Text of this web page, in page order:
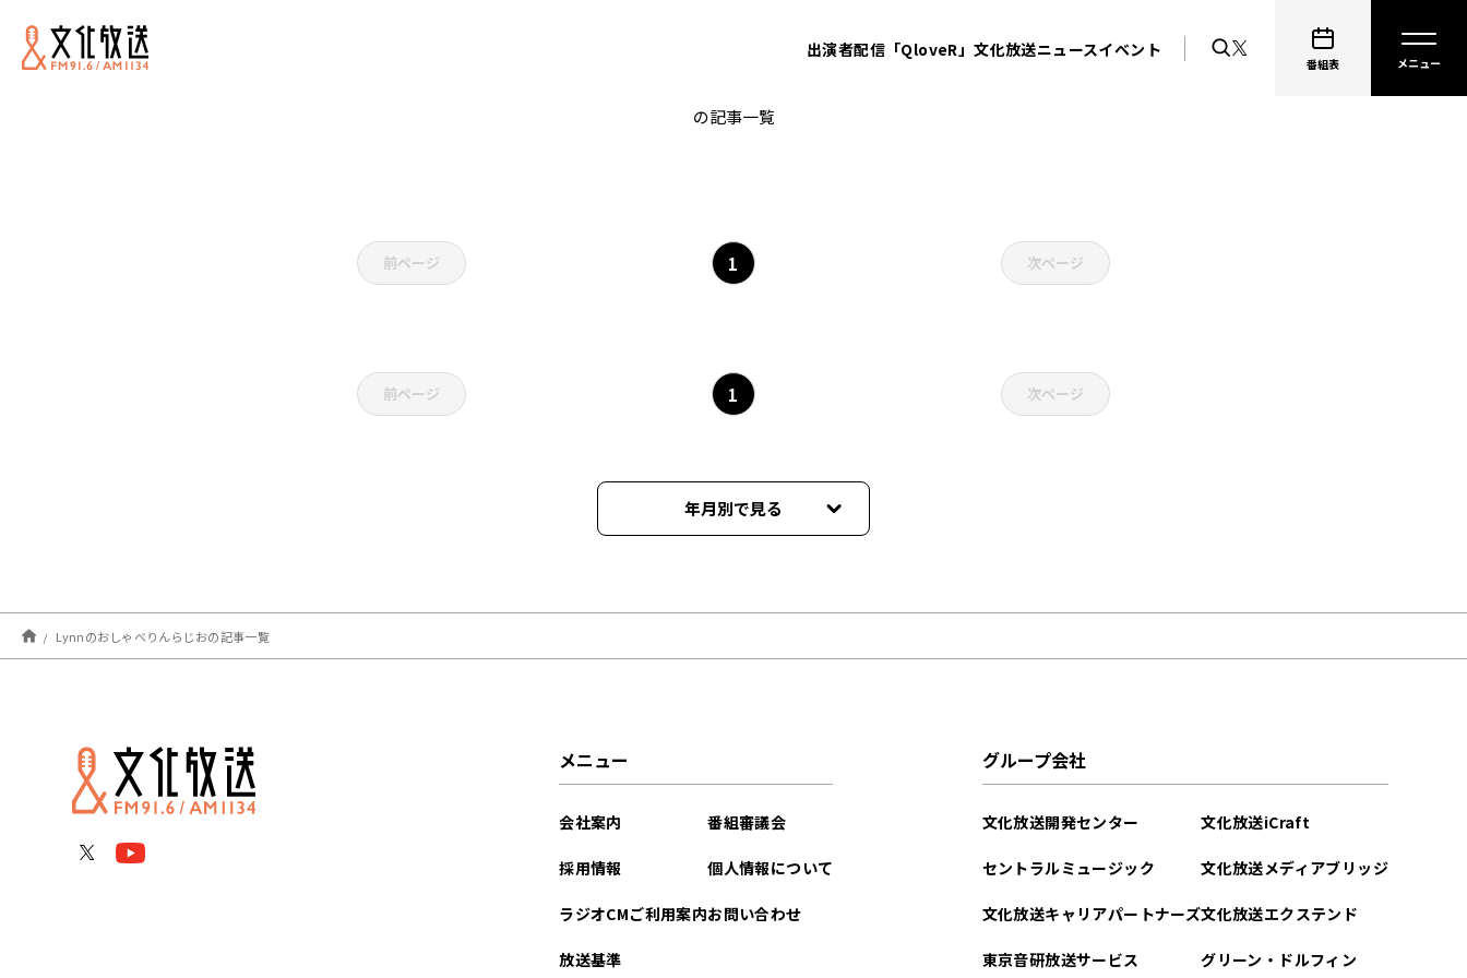
出演者配信「QloveR」文化放送ニュースイベント
番組表
Lynnのおしゃべりんらじお
の記事一覧
前ページ 1 次ページ
前ページ 1 次ページ
年月別で見る
2023年07月
2023年06月
Lynnのおしゃべりんらじおの記事一覧
メニュー
会社案内
採用情報
ラジオCMご利用案内
放送基準
番組審議会
個人情報について
お問い合わせ
グループ会社
文化放送開発センター
セントラルミュージック
文化放送キャリアパートナーズ
東京音研放送サービス
文化放送iCraft
文化放送メディアブリッジ
文化放送エクステンド
グリーン・ドルフィン